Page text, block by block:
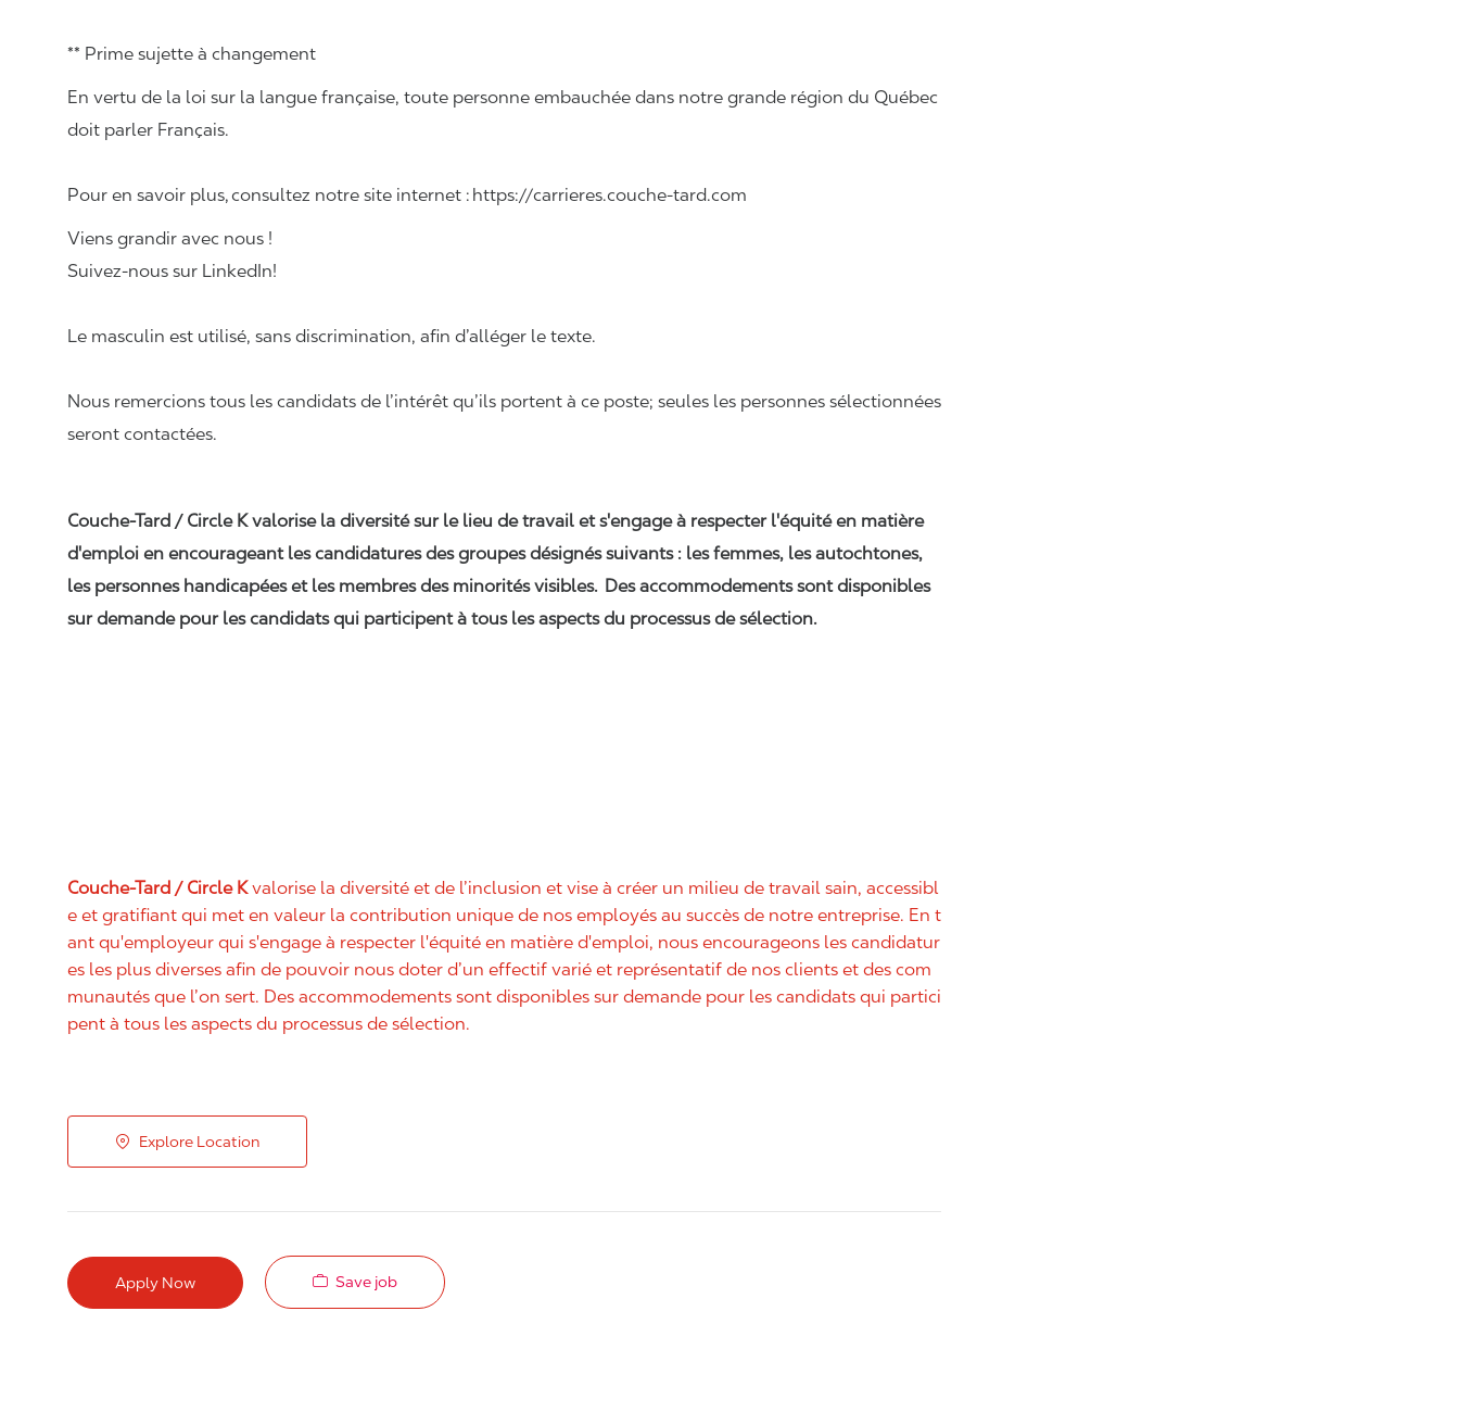
** Prime sujette à changement
En vertu de la loi sur la langue française, toute personne embauchée dans notre grande région du Québec
doit parler Français.
Pour en savoir plus, consultez notre site internet : https://carrieres.couche-tard.com
Viens grandir avec nous !
Suivez-nous sur LinkedIn!
Le masculin est utilisé, sans discrimination, afin d’alléger le texte.
Nous remercions tous les candidats de l’intérêt qu’ils portent à ce poste; seules les personnes sélectionnées
seront contactées.
Couche-Tard / Circle K valorise la diversité sur le lieu de travail et s'engage à respecter l'équité en matière
d'emploi en encourageant les candidatures des groupes désignés suivants : les femmes, les autochtones,
les personnes handicapées et les membres des minorités visibles. Des accommodements sont disponibles
sur demande pour les candidats qui participent à tous les aspects du processus de sélection.
Couche-Tard / Circle Kvalorise la diversité et de l’inclusion et vise à créer un milieu de travail sain, accessibl
e et gratifiant qui met en valeur la contribution unique de nos employés au succès de notre entreprise. En t
ant qu'employeur qui s'engage à respecter l'équité en matière d'emploi, nous encourageons les candidatur
es les plus diverses afin de pouvoir nous doter d’un effectif varié et représentatif de nos clients et des com
munautés que l’on sert. Des accommodements sont disponibles sur demande pour les candidats qui partici
pent à tous les aspects du processus de sélection.
Explore Location
Apply Now Save job